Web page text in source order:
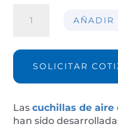
AIRMASTERS+
75mm
AÑADIR
SOLICITAR
Lascuchillas de
han sido